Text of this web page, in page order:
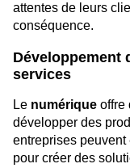
attentes de leurs
conséquence.
Développement
services
Le numérique offre
développer des
entreprises
pour créer des